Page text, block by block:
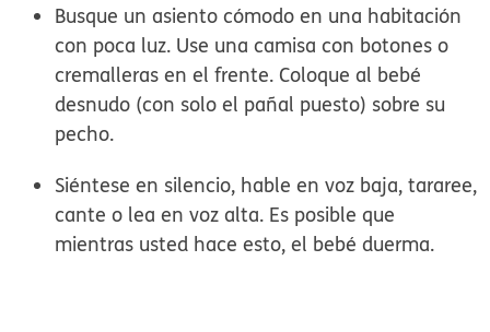
Busque un asiento cómodo en una habitación
con poca luz. Use una camisa con botones o
cremalleras en el frente. Coloque al bebé
desnudo (con solo el pañal puesto) sobre su
pecho.
Siéntese en silencio, hable en voz baja, tararee,
cante o lea en voz alta. Es posible que
mientras usted hace esto, el bebé duerma.